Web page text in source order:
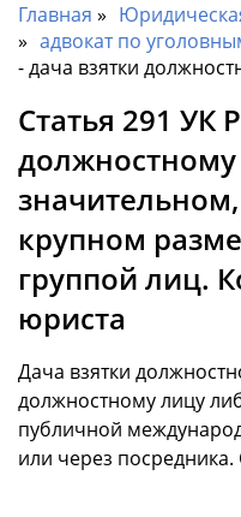
Главная
адвокат по
- дача взятки
Статья 291 УК
должностному
крупном
группой лиц.
юриста
Дача взятки
должностному лицу
публичной
или через посредника.